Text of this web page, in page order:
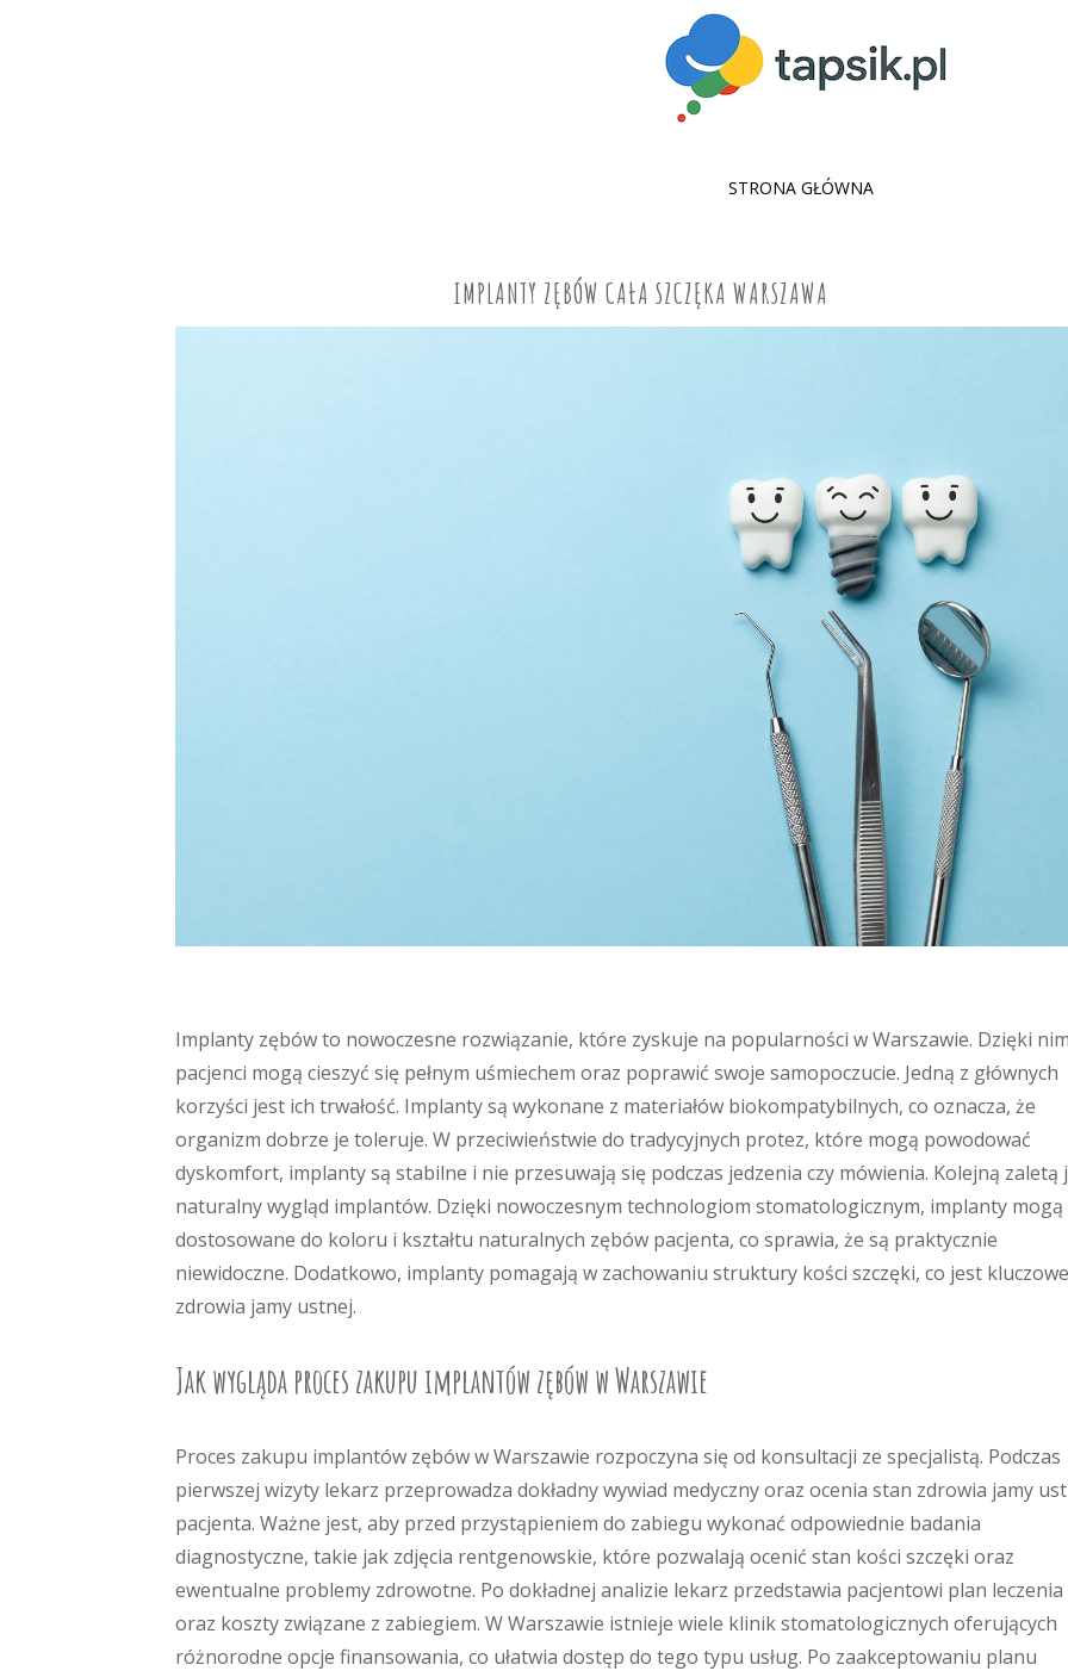
SKIP
STRONA GŁÓWNA
IMPLANTY ZĘBÓW CAŁA SZCZĘKA WARSZAWA
Implanty zębów to nowoczesne rozwiązanie, które zyskuje na popularności w Warszawie. Dzięki
pacjenci mogą cieszyć się pełnym uśmiechem oraz poprawić swoje samopoczucie. Jedną z głównych
korzyści jest ich trwałość. Implanty są wykonane z materiałów biokompatybilnych, co oznacza, że
organizm dobrze je toleruje. W przeciwieństwie do tradycyjnych protez, które mogą powodować
dyskomfort, implanty są stabilne i nie przesuwają się podczas jedzenia czy mówienia. Kolejną zaletą
naturalny wygląd implantów. Dzięki nowoczesnym technologiom stomatologicznym, implanty mogą
dostosowane do koloru i kształtu naturalnych zębów pacjenta, co sprawia, że są praktycznie
niewidoczne. Dodatkowo, implanty pomagają w zachowaniu struktury kości szczęki, co jest
zdrowia jamy ustnej.
Jak wygląda proces zakupu implantów zębów w Warszawie
Proces zakupu implantów zębów w Warszawie rozpoczyna się od konsultacji ze specjalistą. Podczas
pierwszej wizyty lekarz przeprowadza dokładny wywiad medyczny oraz ocenia stan zdrowia jamy
pacjenta. Ważne jest, aby przed przystąpieniem do zabiegu wykonać odpowiednie badania
diagnostyczne, takie jak zdjęcia rentgenowskie, które pozwalają ocenić stan kości szczęki oraz
ewentualne problemy zdrowotne. Po dokładnej analizie lekarz przedstawia pacjentowi plan leczenia
oraz koszty związane z zabiegiem. W Warszawie istnieje wiele klinik stomatologicznych oferujących
różnorodne opcje finansowania, co ułatwia dostęp do tego typu usług. Po zaakceptowaniu planu